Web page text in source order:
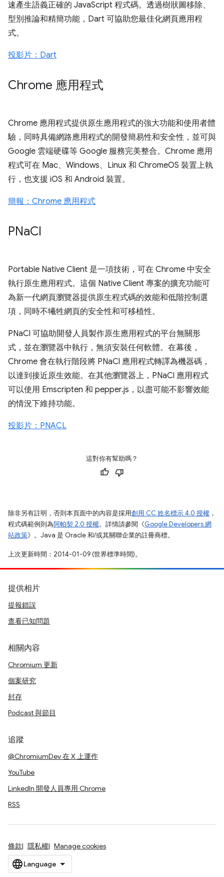
速產生語義正確的 JavaScript 程式碼。透過樹狀圖移除、
型別推論和精簡功能，Dart 可協助您最佳化網頁應用程
式。
投影片：Dart
Chrome 應用程式
Chrome 應用程式提供原生應用程式的強大功能和使用者體
驗，同時具備網路應用程式的開發簡易性和安全性，並可與
Google 雲端硬碟等 Google 服務完美整合。Chrome 應用
程式可在 Mac、Windows、Linux 和 ChromeOS 裝置上執
行，也支援 iOS 和 Android 裝置。
簡報：Chrome 應用程式
PNaCl
Portable Native Client 是一項技術，可在 Chrome 中安全
執行原生應用程式。這個 Native Client 專案的擴充功能可
為新一代網頁瀏覽器提供原生程式碼的效能和低階控制選
項，同時不犧牲網頁的安全性和可移植性。
PNaCl 可協助開發人員製作原生應用程式的平台無關形
式，並在瀏覽器中執行，無須安裝任何軟體。在幕後，
Chrome 會在執行階段將 PNaCl 應用程式轉譯為機器碼，
以達到接近原生效能。在其他瀏覽器上，PNaCl 應用程式
可以使用 Emscripten 和 pepper.js，以盡可能不影響效能
的情況下維持功能。
投影片：PNACL
這對你有幫助嗎？
除非另有註明，否則本頁面中的內容是採用創用 CC 姓名標示 4.0 授權 ，
程式碼範例則為阿帕契 2.0 授權。詳情請參閱《Google Developers 網
站政策》。Java 是 Oracle 和/或其關聯企業的註冊商標。
上次更新時間：2014-01-09 (世界標準時間)。
提供相片
提報錯誤
查看已知問題
相關內容
Chromium 更新
個案研究
封存
Podcast 與節目
追蹤
@ChromiumDev 在 X 上運作
YouTube
LinkedIn 開發人員專用 Chrome
RSS
條款 隱私權 Manage cookies